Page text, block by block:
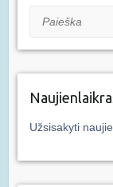
Paieška
Užsisakyti